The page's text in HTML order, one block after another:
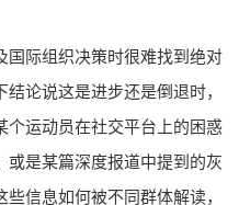
国际组织决策时很难找到绝对
论说这是进步还是倒退时，
个运动员在社交平台上的困惑
或是某篇深度报道中提到的灰
信息如何被不同群体解读，